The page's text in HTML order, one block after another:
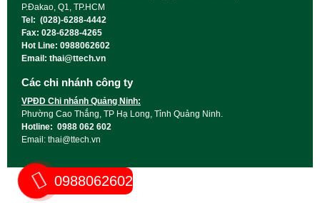
P.Đakao, Q1, TP.HCM
Tel: (028)-6288-4442
Fax: 028-6288-4265
Hot Line: 0988062602
Email: thai@ttech.vn
Các chi nhánh công ty
VPĐD Chi nhánh Quảng Ninh:
Phường Cao Thắng, TP Hạ Long, Tỉnh Quảng Ninh.
Hotline: 0988 062 602
Email: thai@ttech.vn
0988062602